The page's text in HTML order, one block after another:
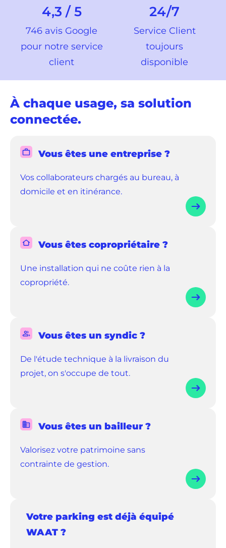
4,3 / 5
746 avis Google
pour notre service
client
24/7
Service Client
toujours
disponible
À chaque usage, sa solution
connectée.
Vous êtes une entreprise ?
Vos collaborateurs chargés au bureau, à
domicile et en itinérance.
Vous êtes copropriétaire ?
Une installation qui ne coûte rien à la
copropriété.
Vous êtes un syndic ?
De l'étude technique à la livraison du
projet, on s'occupe de tout.
Vous êtes un bailleur ?
Valorisez votre patrimoine sans
contrainte de gestion.
Votre parking est déjà équipé
WAAT ?
dans